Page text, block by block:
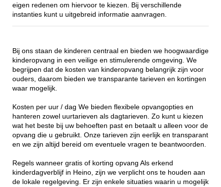
eigen redenen om hiervoor te kiezen. Bij verschillende
instanties kunt u uitgebreid informatie aanvragen.
Bij ons staan de kinderen centraal en bieden we hoogwaardige
kinderopvang in een veilige en stimulerende omgeving. We
begrijpen dat de kosten van kinderopvang belangrijk zijn voor
ouders, daarom bieden we transparante tarieven en kortingen
waar mogelijk.
Kosten per uur / dag We bieden flexibele opvangopties en
hanteren zowel uurtarieven als dagtarieven. Zo kunt u kiezen
wat het beste bij uw behoeften past en betaalt u alleen voor de
opvang die u gebruikt. Onze tarieven zijn eerlijk en transparant
en we zijn altijd bereid om eventuele vragen te beantwoorden.
Regels wanneer gratis of korting opvang Als erkend
kinderdagverblijf in Heino, zijn we verplicht ons te houden aan
de lokale regelgeving. Er zijn enkele situaties waarin u mogelijk